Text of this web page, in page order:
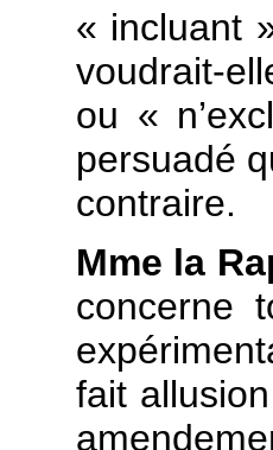
« incluant
voudrait-
ou «
persuadé
contraire.
Mme la
concerne
fait